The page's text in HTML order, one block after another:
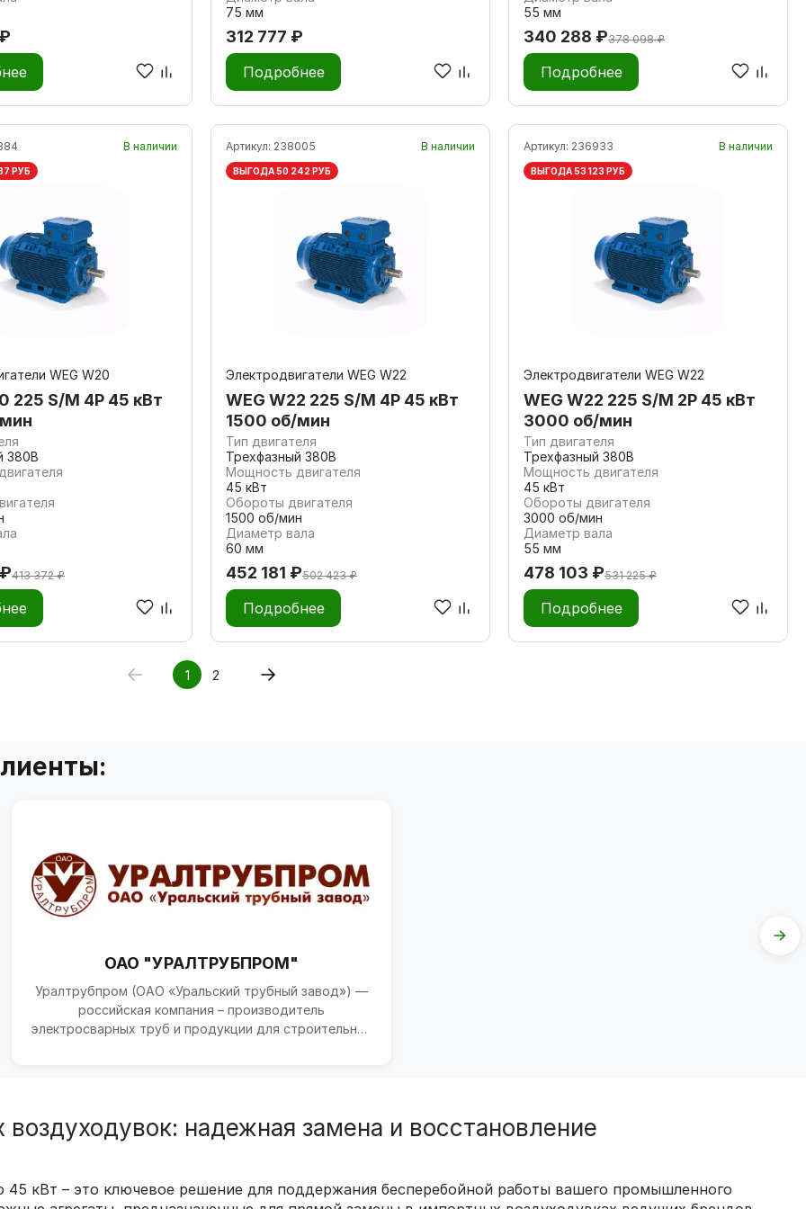
75 мм
312 777 ₽
Подробнее
55 мм
340 288 ₽378 098 ₽
Подробнее
В наличии
РУБ
WEG W20
225 S/M 4P 45 кВт
380В
413 372 ₽
Артикул: 238005 В наличии
ВЫГОДА 50 242 РУБ
Электродвигатели WEG W22
WEG W22 225 S/M 4P 45 кВт
1500 об/мин
Тип двигателя
Трехфазный 380В
Мощность двигателя
45 кВт
Обороты двигателя
1500 об/мин
Диаметр вала
60 мм
452 181 ₽502 423 ₽
Подробнее
Артикул: 236933 В наличии
ВЫГОДА 53 123 РУБ
Электродвигатели WEG W22
WEG W22 225 S/M 2P 45 кВт
3000 об/мин
Тип двигателя
Трехфазный 380В
Мощность двигателя
45 кВт
Обороты двигателя
3000 об/мин
Диаметр вала
55 мм
478 103 ₽531 225 ₽
Подробнее
1 2
ОАО "УРАЛТРУБПРОМ"
Уралтрубпром (ОАО «Уральский трубный завод») —
российская компания – производитель
электросварных труб и продукции для строительной
надежная замена и восстановление
кВт – это ключевое решение для поддержания бесперебойной работы вашего промышленного